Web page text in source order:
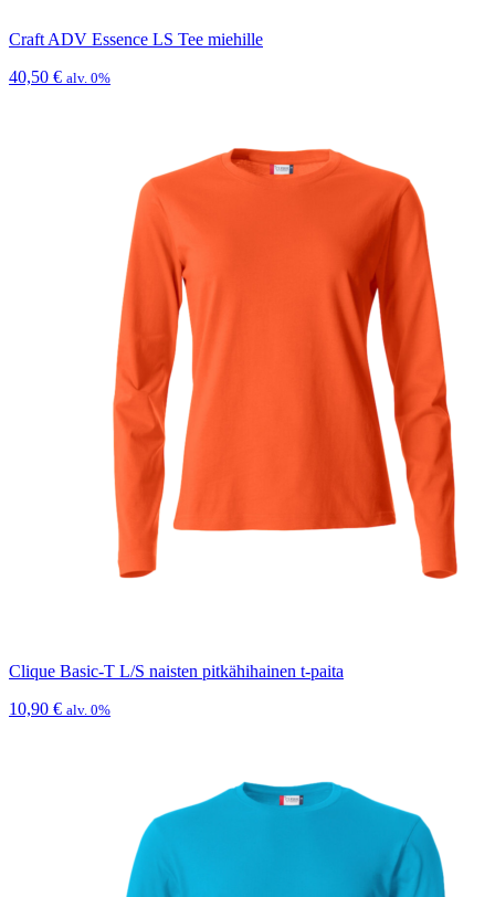
Craft ADV Essence LS Tee miehille
40,50 € alv. 0%
Clique Basic-T L/S naisten pitkähihainen t-paita
10,90 € alv. 0%